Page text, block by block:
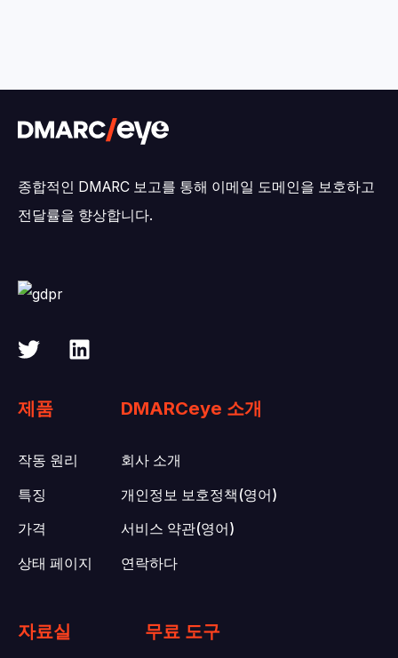
종합적인 DMARC 보고를 통해 이메일 도메인을 보호하고
전달률을 향상합니다.
제품
작동 원리
특징
가격
상태 페이지
DMARCeye 소개
회사 소개
개인정보 보호정책(영어)
서비스 약관(영어)
연락하다
자료실 무료 도구